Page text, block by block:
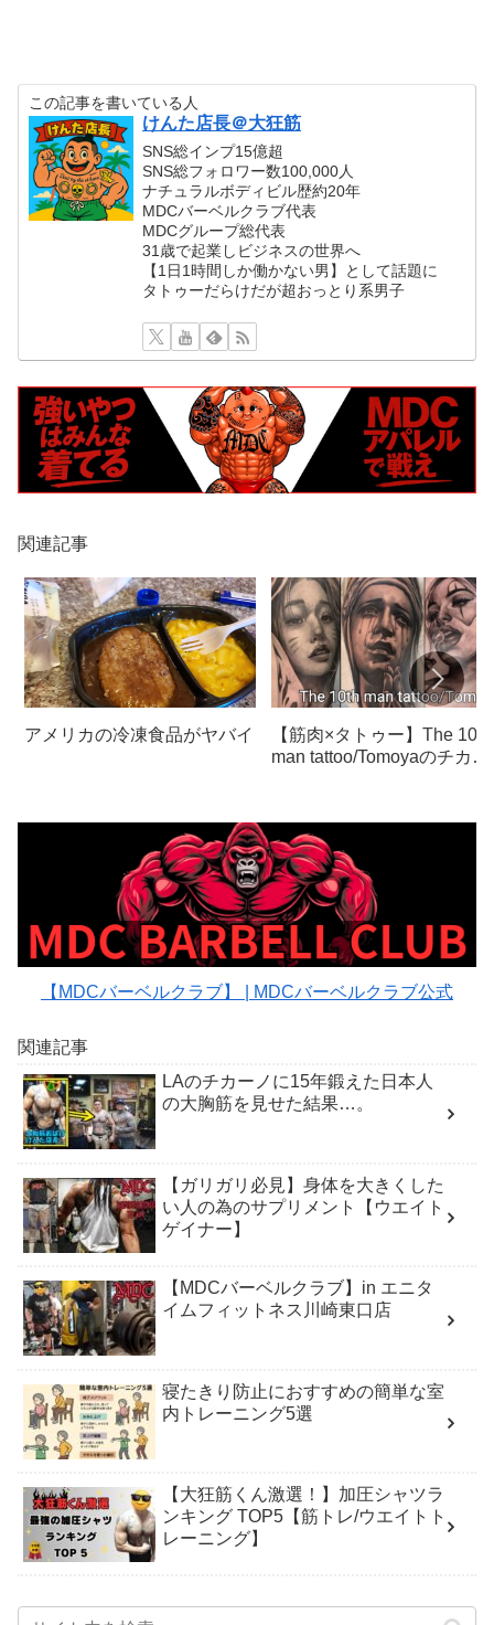
この記事を書いている人
けんた店長＠大狂筋
SNS総インプ15億超
SNS総フォロワー数100,000人
ナチュラルボディビル歴約20年
MDCバーベルクラブ代表
MDCグループ総代表
31歳で起業しビジネスの世界へ
【1日1時間しか働かない男】として話題に
タトゥーだらけだが超おっとり系男子
関連記事
アメリカの冷凍食品がヤバイ
【筋肉×タトゥー】The 10th
man tattoo/Tomoyaのチカー
【MDCバーベルクラブ】 | MDCバーベルクラブ公式
関連記事
LAのチカーノに15年鍛えた日本人
の大胸筋を見せた結果…。
【ガリガリ必見】身体を大きくした
い人の為のサプリメント【ウエイト
ゲイナー】
【MDCバーベルクラブ】in エニタ
イムフィットネス川崎東口店
寝たきり防止におすすめの簡単な室
内トレーニング5選
【大狂筋くん激選！】加圧シャツラ
ンキング TOP5【筋トレ/ウエイトト
レーニング】